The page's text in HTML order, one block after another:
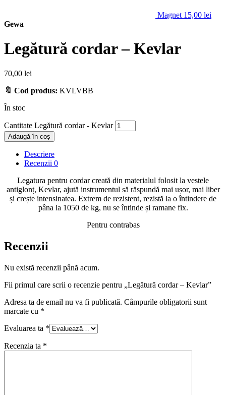
Magnet 15,00 lei
Gewa
Legătură cordar – Kevlar
70,00 lei
🔖 Cod produs: KVLVBB
În stoc
Cantitate Legătură cordar - Kevlar
Adaugă în coș
Descriere
Recenzii 0
Legatura pentru cordar creată din materialul folosit la vestele
antiglonț, Kevlar, ajută instrumentul să răspundă mai ușor, mai liber
și crește intensinatea. Extrem de rezistent, rezistă la o întindere de
pâna la 1050 de kg, nu se întinde și ramane fix.
Pentru contrabas
Recenzii
Nu există recenzii până acum.
Fii primul care scrii o recenzie pentru „Legătură cordar – Kevlar”
Adresa ta de email nu va fi publicată. Câmpurile obligatorii sunt
marcate cu *
Evaluarea ta *
Recenzia ta *